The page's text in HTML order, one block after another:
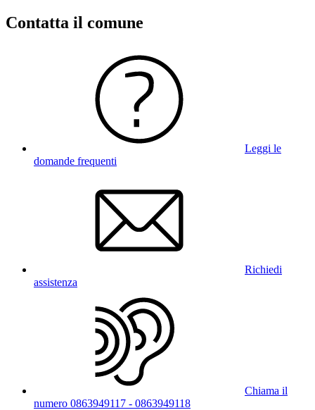
Contatta il comune
Leggi le
domande frequenti
Richiedi
assistenza
Chiama il
numero 0863949117 - 0863949118